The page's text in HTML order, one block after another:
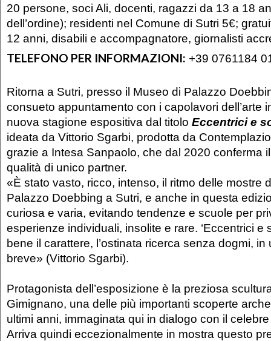
20 persone, soci Ali, docenti, ragazzi da 13 a 18
dell’ordine); residenti nel Comune di Sutri 5€;
12 anni, disabili e accompagnatore, giornalisti
TELEFONO PER INFORMAZIONI: +39 0761184
Ritorna a Sutri, presso il Museo di Palazzo
consueto appuntamento con i capolavori dell’arte
nuova stagione espositiva dal titolo Eccentrici e
ideata da Vittorio Sgarbi, prodotta da
grazie a Intesa Sanpaolo, che dal 2020 conferma
qualità di unico partner.
«È stato vasto, ricco, intenso, il ritmo delle mostre
Palazzo Doebbing a Sutri, e anche in questa
curiosa e varia, evitando tendenze e scuole per
esperienze individuali, insolite e rare. ‘Eccentrici e
bene il carattere, l’ostinata ricerca senza dogmi,
breve» (Vittorio Sgarbi).
Protagonista dell’esposizione è la preziosa
Gimignano, una delle più importanti scoperte
ultimi anni, immaginata qui in dialogo con il
Arriva quindi eccezionalmente in mostra questo